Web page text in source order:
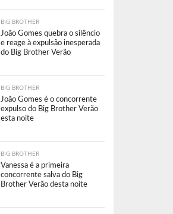
BIG BROTHER
João Gomes quebra o silêncio
e reage à expulsão inesperada
do Big Brother Verão
BIG BROTHER
João Gomes é o concorrente
expulso do Big Brother Verão
esta noite
BIG BROTHER
Vanessa é a primeira
concorrente salva do Big
Brother Verão desta noite